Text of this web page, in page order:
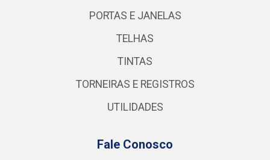
PORTAS E JANELAS
TELHAS
TINTAS
TORNEIRAS E REGISTROS
UTILIDADES
Fale Conosco